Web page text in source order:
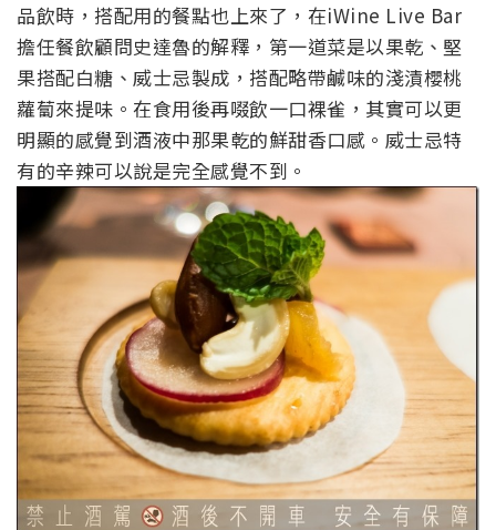
品飲時，搭配用的餐點也上來了，在iWine Live Bar
擔任餐飲顧問史達魯的解釋，第一道菜是以果乾、堅
果搭配白糖、威士忌製成，搭配略帶鹹味的淺漬櫻桃
蘿蔔來提味。在食用後再啜飲一口裸雀，其實可以更
明顯的感覺到酒液中那果乾的鮮甜香口感。威士忌特
有的辛辣可以說是完全感覺不到。